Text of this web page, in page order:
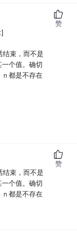
束，而不是
个值。确切
都是不存在
赞
束，而不是
个值。确切
都是不存在
赞